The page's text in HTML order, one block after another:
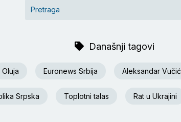
Današnji tagovi
Oluja Euronews Srbija Aleksandar Vučić
Srpska Toplotni talas Rat u Ukrajini